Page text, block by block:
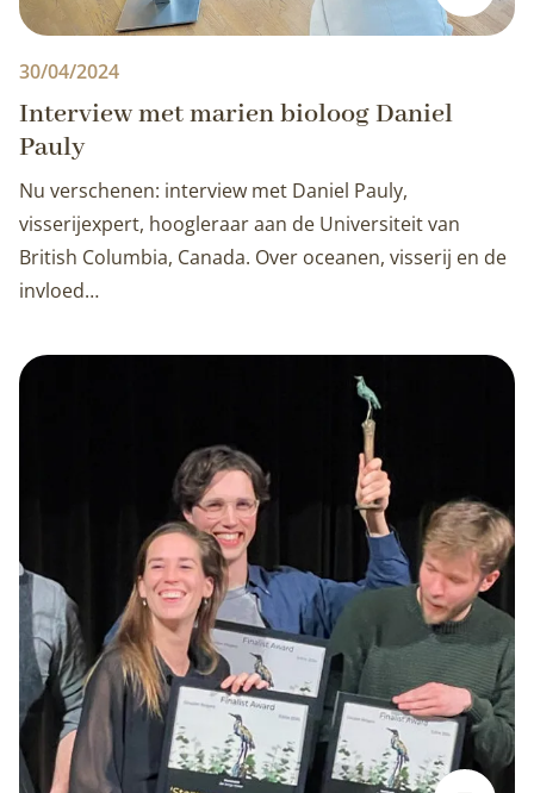
30/04/2024
Interview met marien bioloog Daniel
Pauly
Nu verschenen: interview met Daniel Pauly,
visserijexpert, hoogleraar aan de Universiteit van
British Columbia, Canada. Over oceanen, visserij en de
invloed…